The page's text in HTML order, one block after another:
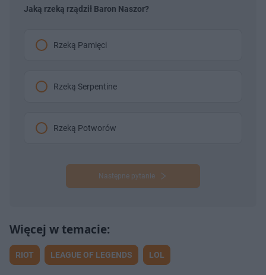
Jaką rzeką rządził Baron Naszor?
Rzeką Pamięci
Rzeką Serpentine
Rzeką Potworów
Następne pytanie
RIOT LEAGUE OF LEGENDS LOL